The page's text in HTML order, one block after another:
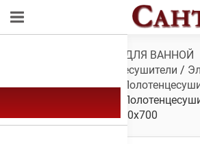
САНТЕХНИКА ДЛЯ ВАННОЙ
Полотенцесушители /
полотенцесушители/
/
электрический А-25 500х700